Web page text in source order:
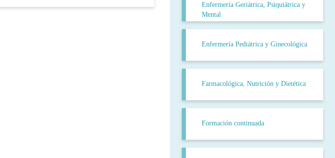
Enfermería Geriátrica, Psiquiátrica y
Mental
Enfermería Pediátrica y Ginecológica
Farmacológica, Nutrición y Dietética
Formación continuada